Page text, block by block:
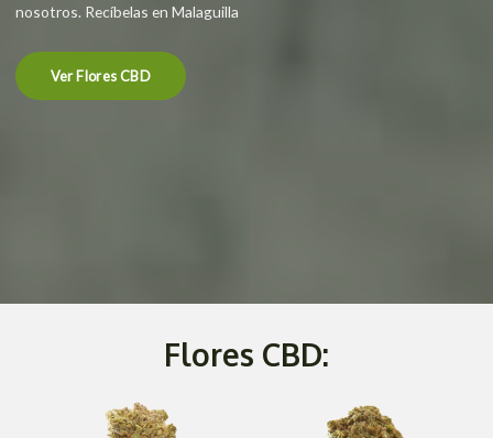
nosotros. Recíbelas en Malaguilla
Ver Flores CBD
Flores CBD: